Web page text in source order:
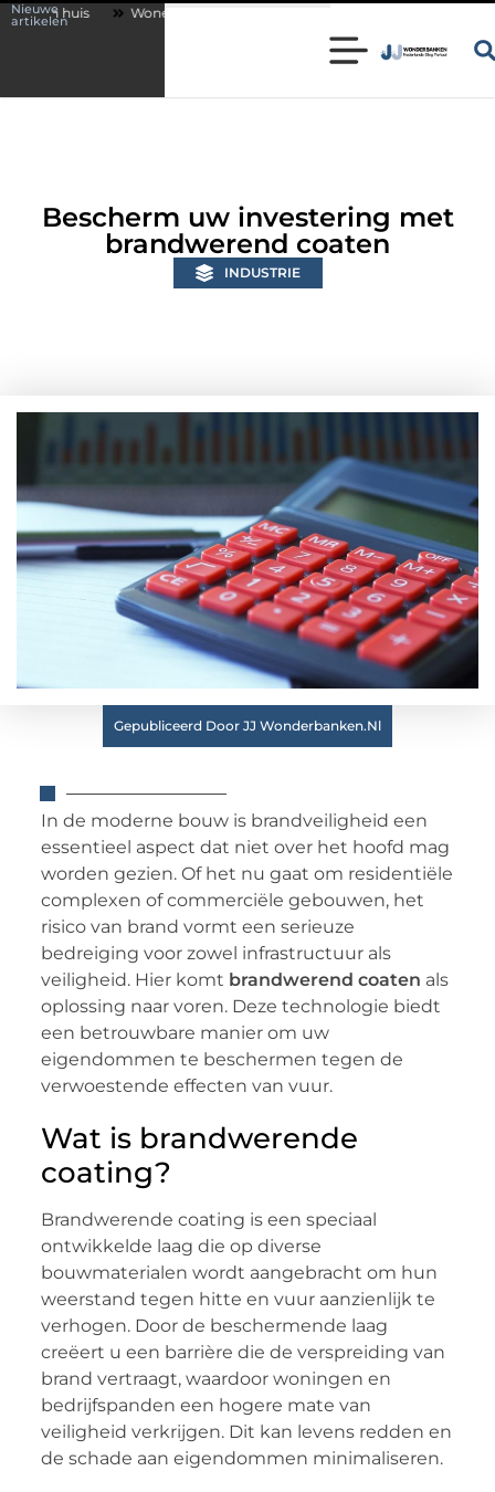
Nieuwe
artikelenin een karakteristieke woning in Bunschoten? Controleer of je
Bescherm uw investering met
brandwerend coaten
INDUSTRIE
Gepubliceerd Door JJ Wonderbanken.nl
In de moderne bouw is brandveiligheid een
essentieel aspect dat niet over het hoofd mag
worden gezien. Of het nu gaat om residentiële
complexen of commerciële gebouwen, het
risico van brand vormt een serieuze
bedreiging voor zowel infrastructuur als
veiligheid. Hier komt brandwerend coaten als
oplossing naar voren. Deze technologie biedt
een betrouwbare manier om uw
eigendommen te beschermen tegen de
verwoestende effecten van vuur.
Wat is brandwerende
coating?
Brandwerende coating is een speciaal
ontwikkelde laag die op diverse
bouwmaterialen wordt aangebracht om hun
weerstand tegen hitte en vuur aanzienlijk te
verhogen. Door de beschermende laag
creëert u een barrière die de verspreiding van
brand vertraagt, waardoor woningen en
bedrijfspanden een hogere mate van
veiligheid verkrijgen. Dit kan levens redden en
de schade aan eigendommen minimaliseren.